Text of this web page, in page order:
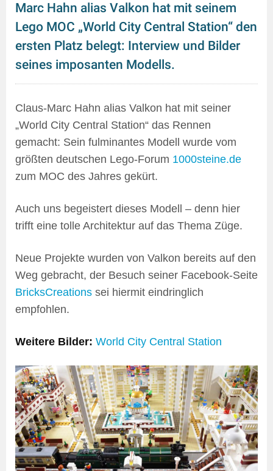
Marc Hahn alias Valkon hat mit seinem
Lego MOC „World City Central Station“ den
ersten Platz belegt: Interview und Bilder
seines imposanten Modells.
Claus-Marc Hahn alias Valkon hat mit seiner
„World City Central Station“ das Rennen
gemacht: Sein fulminantes Modell wurde vom
größten deutschen Lego-Forum 1000steine.de
zum MOC des Jahres gekürt.
Auch uns begeistert dieses Modell – denn hier
trifft eine tolle Architektur auf das Thema Züge.
Neue Projekte wurden von Valkon bereits auf den
Weg gebracht, der Besuch seiner Facebook-Seite
BricksCreations sei hiermit eindringlich
empfohlen.
Weitere Bilder: World City Central Station